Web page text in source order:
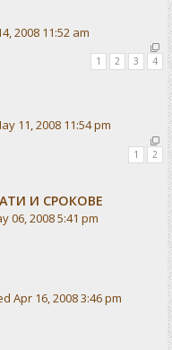
2008 11:52 am
1 2 3 4
11, 2008 11:54 pm
1 2
И СРОКОВЕ
06, 2008 5:41 pm
Apr 16, 2008 3:46 pm